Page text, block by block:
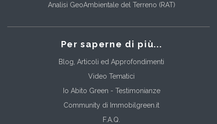
Analisi GeoAmbientale del Terreno (RAT)
Per saperne di più...
Blog, Articoli ed Approfondimenti
Video Tematici
Io Abito Green - Testimonianze
Community di Immobilgreen.it
F.A.Q.